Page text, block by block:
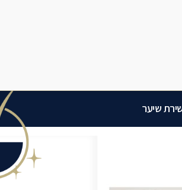
שיער